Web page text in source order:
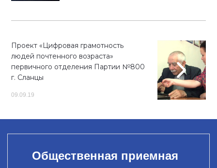
Проект «Цифровая грамотность
людей почтенного возраста»
первичного отделения Партии №800
г. Сланцы
09.09.19
Общественная приемная